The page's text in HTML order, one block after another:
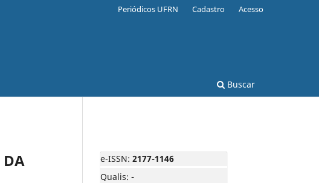
Buscar
Periódicos UFRN Cadastro Acesso
DA
e-ISSN: 2177-1146
Qualis: -